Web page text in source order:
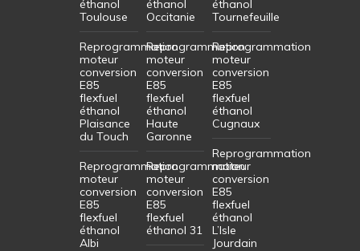
éthanol
Toulouse
Reprogrammation
moteur
conversion
E85
flexfuel
éthanol
Plaisance
du Touch
Reprogrammation
moteur
conversion
E85
flexfuel
éthanol
Albi
éthanol
Occitanie
Reprogrammation
moteur
conversion
E85
flexfuel
éthanol
Haute
Garonne
Reprogrammation
moteur
conversion
E85
flexfuel
éthanol 31
éthanol
Tournefeuille
Reprogrammation
moteur
conversion
E85
flexfuel
éthanol
Cugnaux
Reprogrammation
moteur
conversion
E85
flexfuel
éthanol
L’Isle
Jourdain